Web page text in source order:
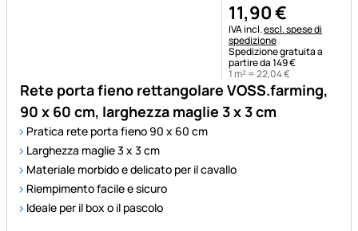
Rete porta fieno rettangolare VOSS.farming,
90 x 60 cm, larghezza maglie 3 x 3 cm
Pratica rete porta fieno 90 x 60 cm
Larghezza maglie 3 x 3 cm
Materiale morbido e delicato per il cavallo
Riempimento facile e sicuro
Ideale per il box o il pascolo
11,90€
Informazioni fiscali:
IVA incl.escl. spese di
spedizione
Spedizione gratuita a
partire da 149 €
1 m² =22,04€